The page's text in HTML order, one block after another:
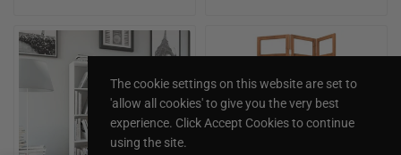
The cookie settings on this website are set to
'allow all cookies' to give you the very best
experience. Click Accept Cookies to continue
using the site.